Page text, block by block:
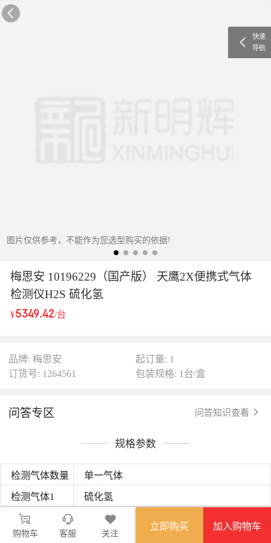
图片仅供参考，不能作为您选型购买的依据!
梅思安 10196229（国产版） 天鹰2X便携式气体
检测仪H2S 硫化氢
¥5349.42/台
品牌: 梅思安
起订量: 1
订货号: 1264561
包装规格: 1台/盒
问答专区 问答知识查看
规格参数
检测气体数量 单一气体
检测气体1 硫化氢
工作温度 -40℃-+60℃
工作湿度 10-95%
购物车 客服 关注
立即购买 加入购物车
快速
导航